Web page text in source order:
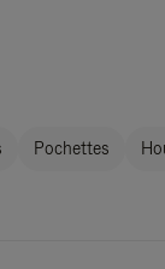
Pochettes